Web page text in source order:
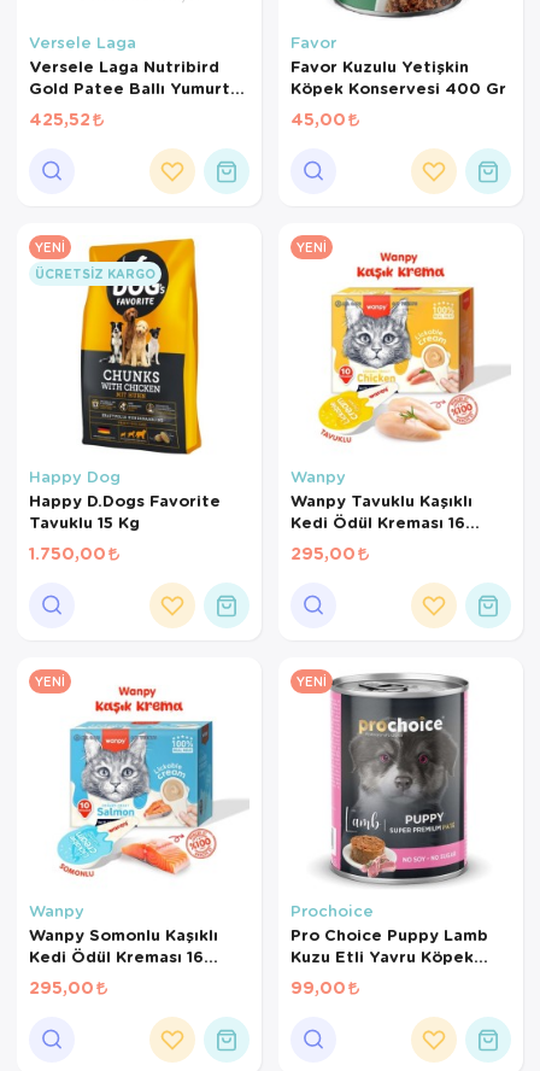
Versele Laga
Versele Laga Nutribird
Gold Patee Ballı Yumurtalı
Kanarya Maması (1 KG
BÖLÜNMÜŞ)
425,52
Favor
Favor Kuzulu Yetişkin
Köpek Konservesi 400 Gr
45,00
YENI
ÜCRETSIZ KARGO
Happy Dog
Happy D.Dogs Favorite
Tavuklu 15 Kg
1.750,00
YENI
Wanpy
Wanpy Tavuklu Kaşıklı
Kedi Ödül Kreması 16
gr*10Ad
295,00
YENI
Wanpy
Wanpy Somonlu Kaşıklı
Kedi Ödül Kreması 16
gr*10Ad
295,00
YENI
Prochoice
Pro Choice Puppy Lamb
Kuzu Etli Yavru Köpek
Konservesi 400 Gr
99,00